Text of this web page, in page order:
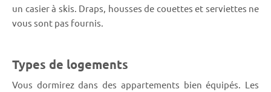
un casier à skis. Draps, housses de couettes et serviettes ne
vous sont pas fournis.
Types de logements
Vous dormirez dans des appartements bien équipés. Les